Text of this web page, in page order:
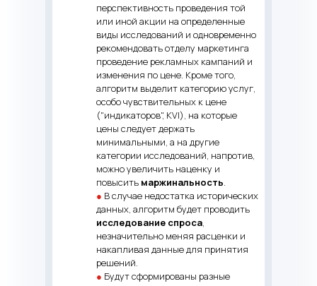
перспективность проведения той
или иной акции на определенные
виды исследований и одновременно
рекомендовать отделу маркетинга
проведение рекламных кампаний и
изменения по цене. Кроме того,
алгоритм выделит категорию услуг,
особо чувствительных к цене
("индикаторов", KVI), на которые
цены следует держать
минимальными, а на другие
категории исследований, напротив,
можно увеличить наценку и
повысить маржинальность.
● В случае недостатка исторических
данных, алгоритм будет проводить
исследование спроса,
незначительно меняя расценки и
накапливая данные для принятия
решений.
● Будут сформированы разные